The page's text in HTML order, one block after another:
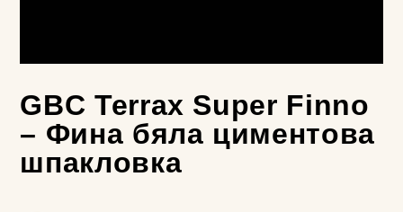
GBC Terrax Super Finno
– Фина бяла циментова
шпакловка